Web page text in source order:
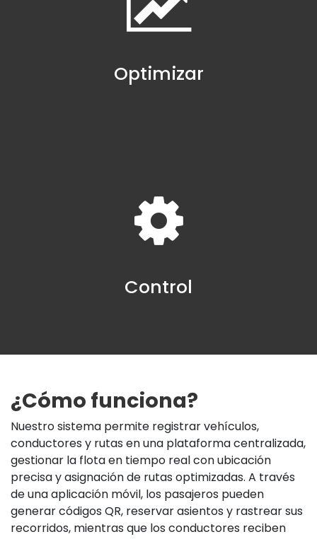
Optimizar
Control
¿Cómo funciona?
Nuestro sistema permite registrar vehículos,
conductores y rutas en una plataforma centralizada,
gestionar la flota en tiempo real con ubicación
precisa y asignación de rutas optimizadas. A través
de una aplicación móvil, los pasajeros pueden
generar códigos QR, reservar asientos y rastrear sus
recorridos, mientras que los conductores reciben